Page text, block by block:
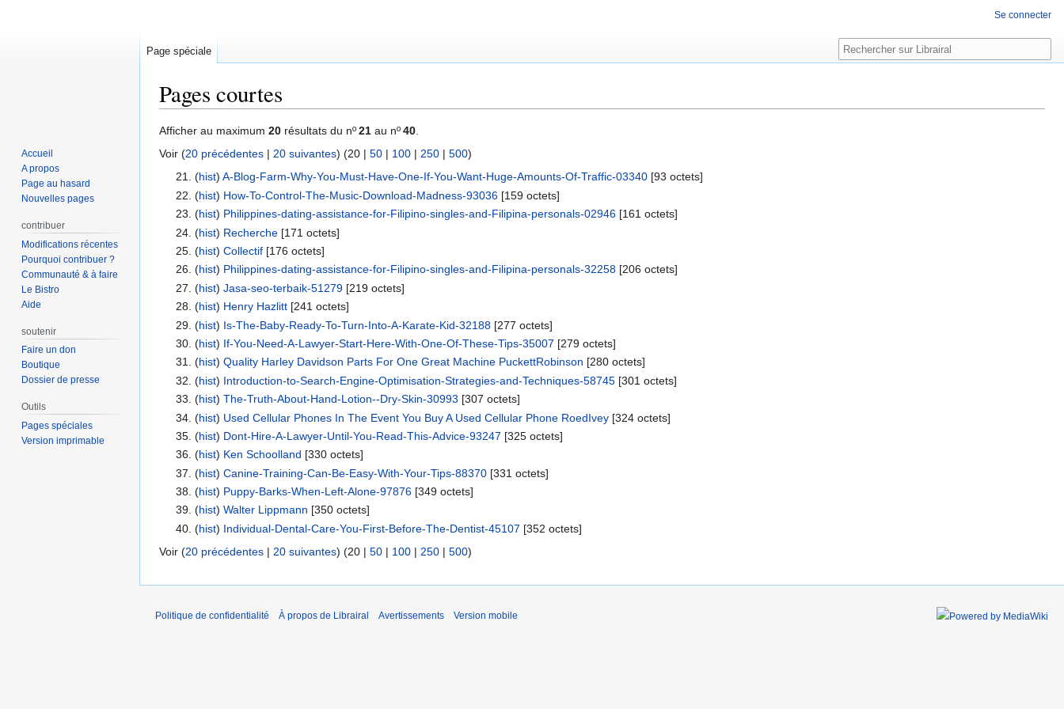
Pages courtes
Aller
à
navigation
Aller
à
recherche
Afficher au maximum 20 résultats du nº21 au nº40.
Voir (20 précédentes | 20 suivantes) (20 | 50 | 100 | 250 | 500)
(hist) ‎ A-Blog-Farm-Why-You-Must-Have-One-If-You-Want-Huge-Amounts-Of-Traffic-03340‎[93 octets]
(hist) ‎ How-To-Control-The-Music-Download-Madness-93036‎[159 octets]
(hist) ‎ Philippines-dating-assistance-for-Filipino-singles-and-Filipina-personals-02946‎[161 octets]
(hist) ‎ Recherche‎[171 octets]
(hist) ‎ Collectif‎[176 octets]
(hist) ‎ Philippines-dating-assistance-for-Filipino-singles-and-Filipina-personals-32258‎[206 octets]
(hist) ‎ Jasa-seo-terbaik-51279‎[219 octets]
(hist) ‎ Henry Hazlitt‎[241 octets]
(hist) ‎ Is-The-Baby-Ready-To-Turn-Into-A-Karate-Kid-32188‎[277 octets]
(hist) ‎ If-You-Need-A-Lawyer-Start-Here-With-One-Of-These-Tips-35007 ‎[279 octets]
(hist) ‎ Quality Harley Davidson Parts For One Great Machine PuckettRobinson ‎[280 octets]
(hist) ‎ Introduction-to-Search-Engine-Optimisation-Strategies-and-Techniques-58745‎[301 octets]
(hist) ‎ The-Truth-About-Hand-Lotion--Dry-Skin-30993 ‎[307 octets]
(hist) ‎ Used Cellular Phones In The Event You Buy A Used Cellular Phone RoedIvey‎[324 octets]
(hist) ‎ Dont-Hire-A-Lawyer-Until-You-Read-This-Advice-93247 ‎[325 octets]
(hist) ‎ Ken Schoolland ‎[330 octets]
(hist) ‎ Canine-Training-Can-Be-Easy-With-Your-Tips-88370‎[331 octets]
(hist) ‎ Puppy-Barks-When-Left-Alone-97876‎[349 octets]
(hist) ‎ Walter Lippmann ‎[350 octets]
(hist) ‎ Individual-Dental-Care-You-First-Before-The-Dentist-45107 ‎[352 octets]
Voir (20 précédentes | 20 suivantes) (20 | 50 | 100 | 250 | 500)
Se connecter
Page spéciale Rechercher
Accueil
A propos
Page au hasard
Nouvelles pages
contribuer
Modifications récentes
Pourquoi contribuer ?
Communauté & à faire
Le Bistro
Aide
soutenir
Faire un don
Boutique
Dossier de presse
Outils
Pages spéciales
Version imprimable
Politique de confidentialité À propos de Librairal Avertissements Version mobile